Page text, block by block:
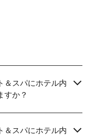
＆スパにホテル内
すか？
＆スパにホテル内